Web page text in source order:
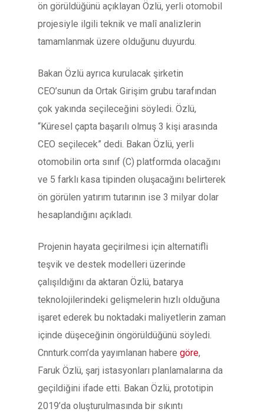
ön görüldüğünü açıklayan Özlü, yerli otomobil
projesiyle ilgili teknik ve malî analizlerin
tamamlanmak üzere olduğunu duyurdu.
Bakan Özlü ayrıca kurulacak şirketin
CEO’sunun da Ortak Girişim grubu tarafından
çok yakında seçileceğini söyledi. Özlü,
“Küresel çapta başarılı olmuş 3 kişi arasında
CEO seçilecek” dedi. Bakan Özlü, yerli
otomobilin orta sınıf (C) platformda olacağını
ve 5 farklı kasa tipinden oluşacağını belirterek
ön görülen yatırım tutarının ise 3 milyar dolar
hesaplandığını açıkladı.
Projenin hayata geçirilmesi için alternatifli
teşvik ve destek modelleri üzerinde
çalışıldığını da aktaran Özlü, batarya
teknolojilerindeki gelişmelerin hızlı olduğuna
işaret ederek bu noktadaki maliyetlerin zaman
içinde düşeceğinin öngörüldüğünü söyledi.
Cnnturk.com’da yayımlanan habere göre,
Faruk Özlü, şarj istasyonları planlamalarına da
geçildiğini ifade etti. Bakan Özlü, prototipin
2019’da oluşturulmasında bir sıkıntı